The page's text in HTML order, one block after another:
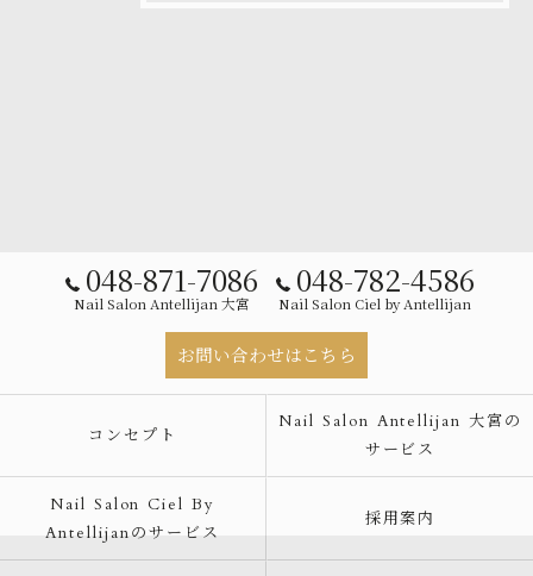
048-871-7086
Nail Salon Antellijan 大宮
048-782-4586
Nail Salon Ciel by Antellijan
お問い合わせはこちら
コンセプト
Nail Salon Antellijan 大宮の
サービス
Nail Salon Ciel By
Antellijanのサービス
採用案内